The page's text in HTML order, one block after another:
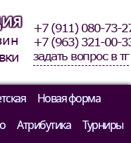
+7 (911) 080-73-
+7 (963) 321-00-
задать вопрос в тг
Новая форма
Атрибутика
Турниры